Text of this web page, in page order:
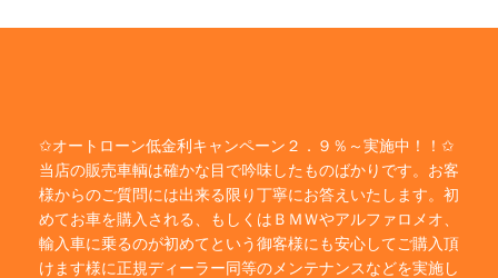
✩オートローン低金利キャンペーン２．９％～実施中！！✩
当店の販売車輌は確かな目で吟味したものばかりです。お客
様からのご質問には出来る限り丁寧にお答えいたします。初
めてお車を購入される、もしくはＢＭＷやアルファロメオ、
輸入車に乗るのが初めてという御客様にも安心してご購入頂
けます様に正規ディーラー同等のメンテナンスなどを実施し